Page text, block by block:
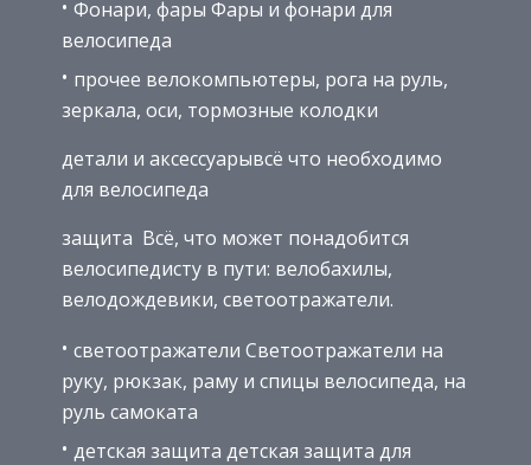
Фонари, фары Фары и фонари для
велосипеда
прочее велокомпьютеры, рога на руль,
зеркала, оси, тормозные колодки
детали и аксессуарывсё что необходимо
для велосипеда
защита Всё, что может понадобится
велосипедисту в пути: велобахилы,
велодождевики, светоотражатели.
светоотражатели Светоотражатели на
руку, рюкзак, раму и спицы велосипеда, на
руль самоката
детская защита детская защита для